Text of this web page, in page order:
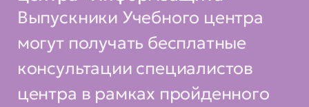
• по обзору рынка технических
средств защиты информации
(СЗИ), покрывающих
требования законодательства
по защите АСУ ТП (КИИ)
Выпускники Учебного центра
могут получать бесплатные
консультации специалистов
центра в рамках пройденного